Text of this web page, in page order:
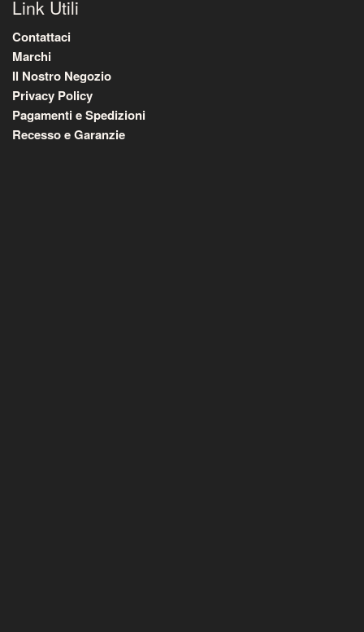
Link Utili
Contattaci
Marchi
Il Nostro Negozio
Privacy Policy
Pagamenti e Spedizioni
Recesso e Garanzie